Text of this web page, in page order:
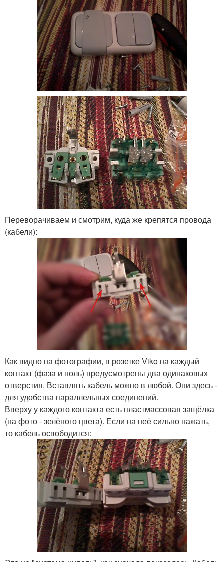
Переворачиваем и смотрим, куда же крепятся провода
(кабели):
Как видно на фотографии, в розетке Viko на каждый
контакт (фаза и ноль) предусмотрены два одинаковых
отверстия. Вставлять кабель можно в любой. Они здесь -
для удобства параллельных соединений.
Вверху у каждого контакта есть пластмассовая защёлка
(на фото - зелёного цвета). Если на неё сильно нажать,
то кабель освободится: